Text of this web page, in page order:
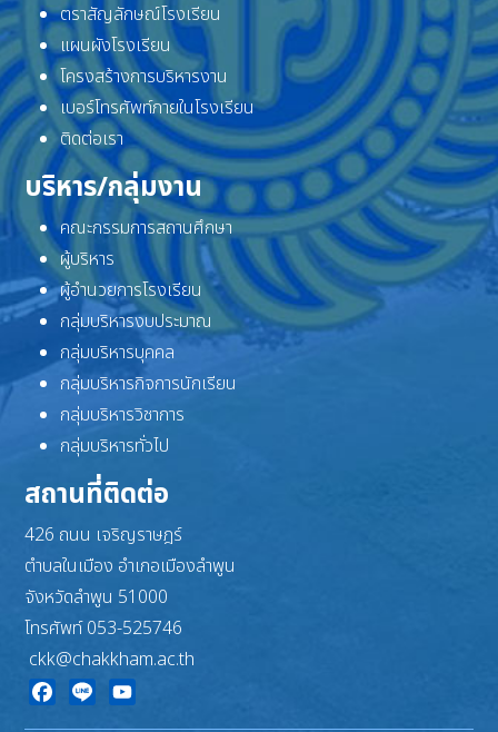
ตราสัญลักษณ์โรงเรียน
แผนผังโรงเรียน
โครงสร้างการบริหารงาน
เบอร์โทรศัพท์ภายในโรงเรียน
ติดต่อเรา
บริหาร/กลุ่มงาน
คณะกรรมการสถานศึกษา
ผู้บริหาร
ผู้อำนวยการโรงเรียน
กลุ่มบริหารงบประมาณ
กลุ่มบริหารบุคคล
กลุ่มบริหารกิจการนักเรียน
กลุ่มบริหารวิชาการ
กลุ่มบริหารทั่วไป
สถานที่ติดต่อ
426 ถนน เจริญราษฎร์
ตำบลในเมือง อำเภอเมืองลำพูน
จังหวัดลำพูน 51000
โทรศัพท์ 053-525746
ckk@chakkham.ac.th